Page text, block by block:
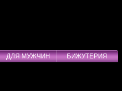
ДЛЯ МУЖЧИН БИЖУТЕРИЯ